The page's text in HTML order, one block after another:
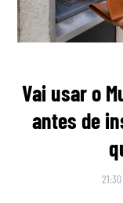
Vai usar o
antes de